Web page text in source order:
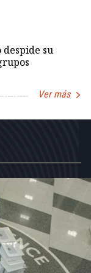
despide su
Ver más